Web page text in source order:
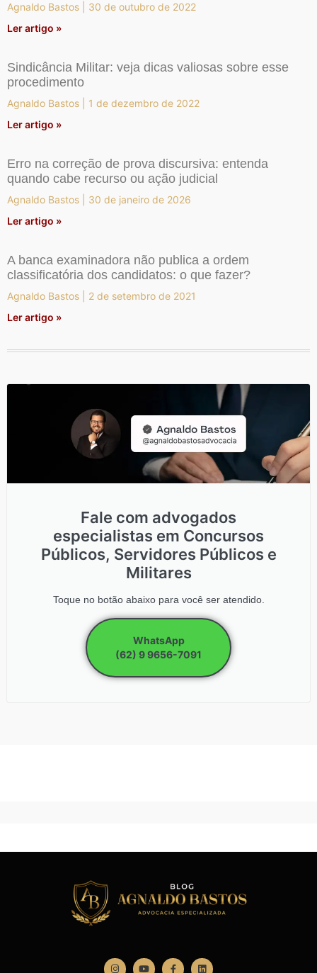
Agnaldo Bastos
30 de outubro de 2022
Ler artigo »
Sindicância Militar: veja dicas valiosas sobre esse
procedimento
Agnaldo Bastos
1 de dezembro de 2022
Ler artigo »
Erro na correção de prova discursiva: entenda
quando cabe recurso ou ação judicial
Agnaldo Bastos
30 de janeiro de 2026
Ler artigo »
A banca examinadora não publica a ordem
classificatória dos candidatos: o que fazer?
Agnaldo Bastos
2 de setembro de 2021
Ler artigo »
Fale com advogados
especialistas em Concursos
Públicos, Servidores Públicos e
Militares
Toque no botão abaixo para você ser atendido.
WhatsApp
(62) 9 9656-7091